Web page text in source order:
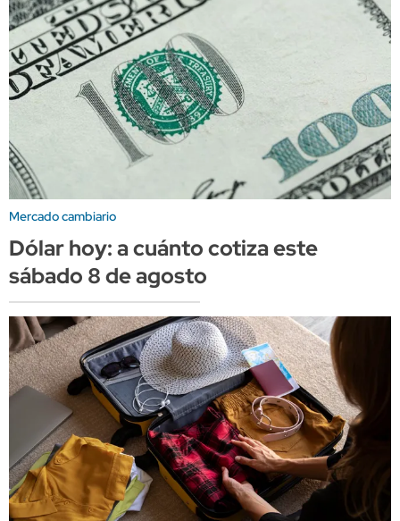
Mercado cambiario
Dólar hoy: a cuánto cotiza este
sábado 8 de agosto